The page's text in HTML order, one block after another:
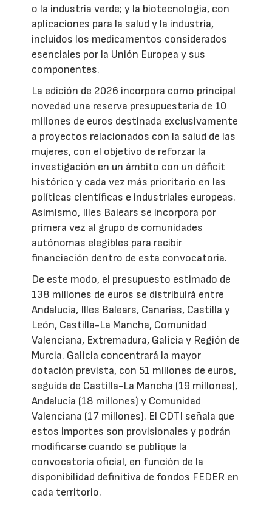
o la industria verde; y la biotecnología, con
aplicaciones para la salud y la industria,
incluidos los medicamentos considerados
esenciales por la Unión Europea y sus
componentes.
La edición de 2026 incorpora como principal
novedad una reserva presupuestaria de 10
millones de euros destinada exclusivamente
a proyectos relacionados con la salud de las
mujeres, con el objetivo de reforzar la
investigación en un ámbito con un déficit
histórico y cada vez más prioritario en las
políticas científicas e industriales europeas.
Asimismo, Illes Balears se incorpora por
primera vez al grupo de comunidades
autónomas elegibles para recibir
financiación dentro de esta convocatoria.
De este modo, el presupuesto estimado de
138 millones de euros se distribuirá entre
Andalucía, Illes Balears, Canarias, Castilla y
León, Castilla-La Mancha, Comunidad
Valenciana, Extremadura, Galicia y Región de
Murcia. Galicia concentrará la mayor
dotación prevista, con 51 millones de euros,
seguida de Castilla-La Mancha (19 millones),
Andalucía (18 millones) y Comunidad
Valenciana (17 millones). El CDTI señala que
estos importes son provisionales y podrán
modificarse cuando se publique la
convocatoria oficial, en función de la
disponibilidad definitiva de fondos FEDER en
cada territorio.